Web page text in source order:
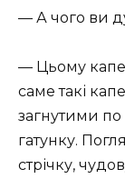
— А чого ви
— Цьому
саме такі
загнутими
гатунку.
стрічку,